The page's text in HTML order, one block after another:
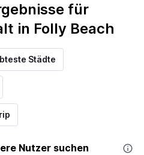
für
in Folly Beach
Städte
Nutzer suchen